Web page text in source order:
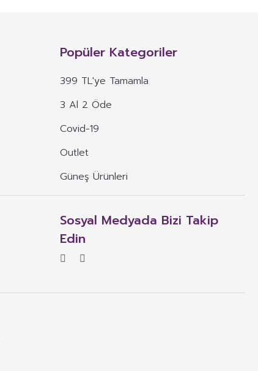
Popüler Kategoriler
399 TL'ye Tamamla
3 Al 2 Öde
Covid-19
Outlet
Güneş Ürünleri
Sosyal Medyada Bizi Takip
Edin